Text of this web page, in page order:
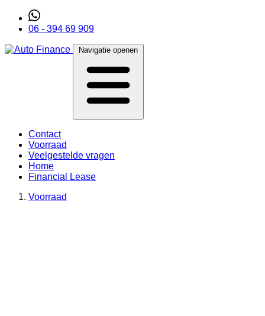
06 - 394 69 909
Navigatie openen
Contact
Voorraad
Veelgestelde vragen
Home
Financial Lease
Voorraad